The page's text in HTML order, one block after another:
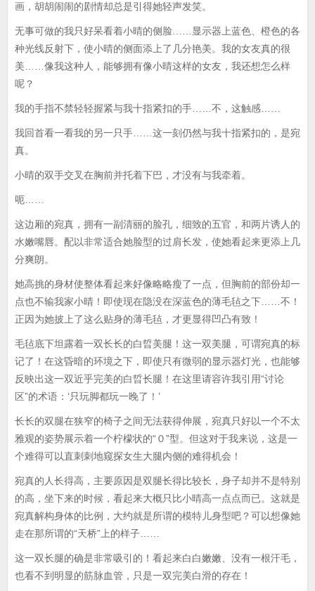
画，胡胡闹闹的剧情却总是引得她轻声发笑。
无事可做的我只好呆看着小晴的侧脸……显示器上蓝色、橙色的各
种光线反射下，使小晴的侧面添上了几分艳美。我的女友真的很
美……像我这种人，能够拥有像小晴这样的女友，我还想怎么样
呢？
我的手指不禁轻轻握紧与我十指紧扣的手……不，这触感……
我回首看一看我的另一只手……这一刻仍然与我十指紧扣的，是宛
真。
小晴的双手交叉在胸前并托着下巴，才没有与我牵着。
呃……
这边厢的宛真，拥有一副清丽的脸孔，细致的五官，和两片诱人的
水嫩嘴唇。配以非常适合她脸型的过肩长发，使她看起来更添上几
分爽朗。
她高挑的身材使整体看起来好像略略瘦了一点，但胸前的部份却一
点也不输我家小晴！即使现在隐没在深蓝色的薄毛毡之下……不！
正因为她披上了这么贴身的薄毛毡，才更显得凹凸有致！
毛毡底下坦露着一双长长的白晢美腿！这一双美腿，可谓宛真的标
记了！在这昏暗的环境之下，即使只有微弱的显示器灯光，也能够
反映出这一双近乎完美的白晢长腿！在这里请容许我引用“讨论
区”的术语：‘只玩脚都玩一晚了！’
长长的双腿在狭窄的椅子之间无法获得伸展，宛真只好以一个不太
雅观的姿势展示着一个柠檬状的“０”型。但这对于我来说，这是一
个难得可以直刺刺地窥探女生大腿内侧的难得机会！
宛真的人长得高，主要原因是双腿长得比较长，身子却并不是特别
的高，坐下来的时候，看起来大概只比小晴高一点点而已。这就是
宛真解构身体的比例，大约就是所谓的模特儿身型吧？可以想像她
走在那所谓的“天桥”上的样子……
这一双长腿的确是非常吸引的！看起来白白嫩嫩、没有一根汗毛，
也看不到明显的筋脉血管，只是一双完美白滑的存在！